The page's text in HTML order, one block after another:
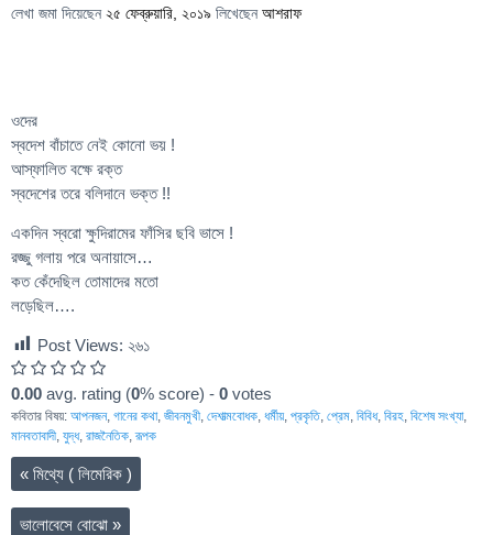
লেখা জমা দিয়েছেন ২৫ ফেব্রুয়ারি, ২০১৯ লিখেছেন আশরাফ
ওদের
স্বদেশ বাঁচাতে নেই কোনো ভয় !
আস্ফালিত বক্ষে রক্ত
স্বদেশের তরে বলিদানে ভক্ত !!
একদিন স্বরো ক্ষুদিরামের ফাঁসির ছবি ভাসে !
রজ্জু গলায় পরে অনায়াসে…
কত কেঁদেছিল তোমাদের মতো
লড়েছিল….
Post Views: ২৬১
0.00 avg. rating (0% score) - 0 votes
কবিতার বিষয়: আপনজন, গানের কথা, জীবনমুখী দেশাত্মবোধক ধর্মীয়, প্রকৃতি প্রেম বিবিধ, বিরহ বিশেষ সংখ্যা,
মানবতাবাদী যুদ্ধ, রাজনৈতিক ,রূপক
« মিথ্যে ( লিমেরিক )
ভালোবেসে বোঝো »